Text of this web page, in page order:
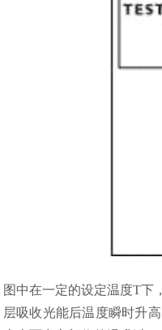
图中在一定的设定温度T下
层吸收光能后温度瞬时升